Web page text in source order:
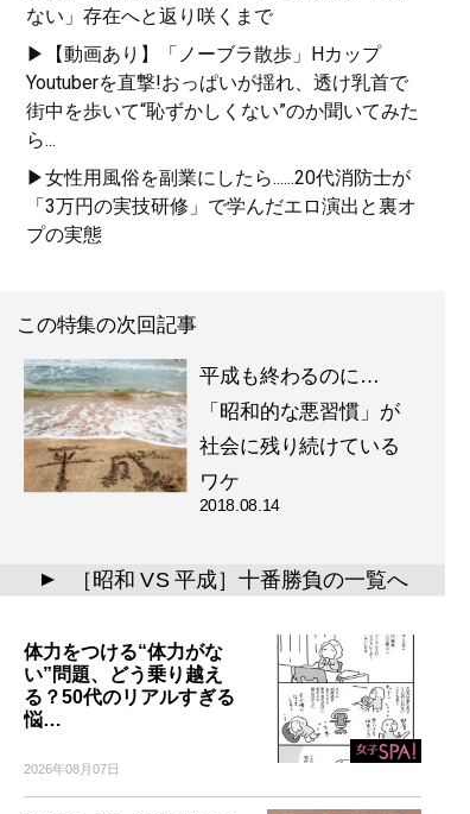
ない」存在へと返り咲くまで
▶【動画あり】「ノーブラ散歩」Hカップ
Youtuberを直撃!おっぱいが揺れ、透け乳首で
街中を歩いて“恥ずかしくない”のか聞いてみた
ら...
▶女性用風俗を副業にしたら......20代消防士が
「3万円の実技研修」で学んだエロ演出と裏オ
プの実態
この特集の次回記事
平成も終わるのに…
「昭和的な悪習慣」が
社会に残り続けている
ワケ
2018.08.14
▲ ［昭和 VS 平成］十番勝負の一覧へ
体力をつける“体力がな
い”問題、どう乗り越え
る？50代のリアルすぎる
悩…
2026年08月07日